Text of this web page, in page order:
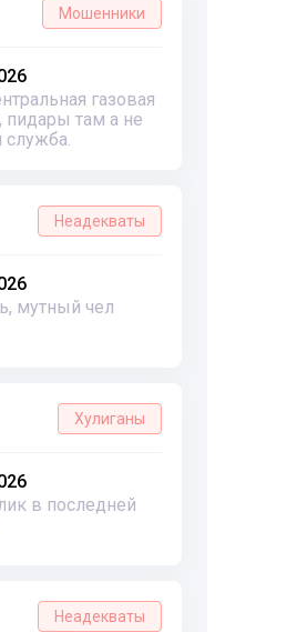
Мошенники
газовая
пидары там а не
служба.
Неадекваты
мутный чел
Хулиганы
в последней
Неадекваты